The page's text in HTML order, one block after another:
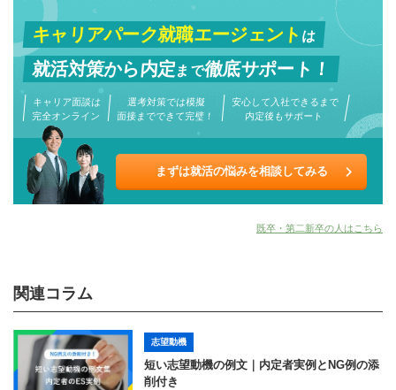
キャリアパーク就職エージェントは
就活対策から内定まで徹底サポート！
キャリア面談は
完全オンライン
選考対策では模擬
面接までできて完璧！
安心して入社できるまで
内定後もサポート
まずは就活の悩みを相談してみる
既卒・第二新卒の人はこちら
関連コラム
志望動機
短い志望動機の例文｜内定者実例とNG例の添
削付き